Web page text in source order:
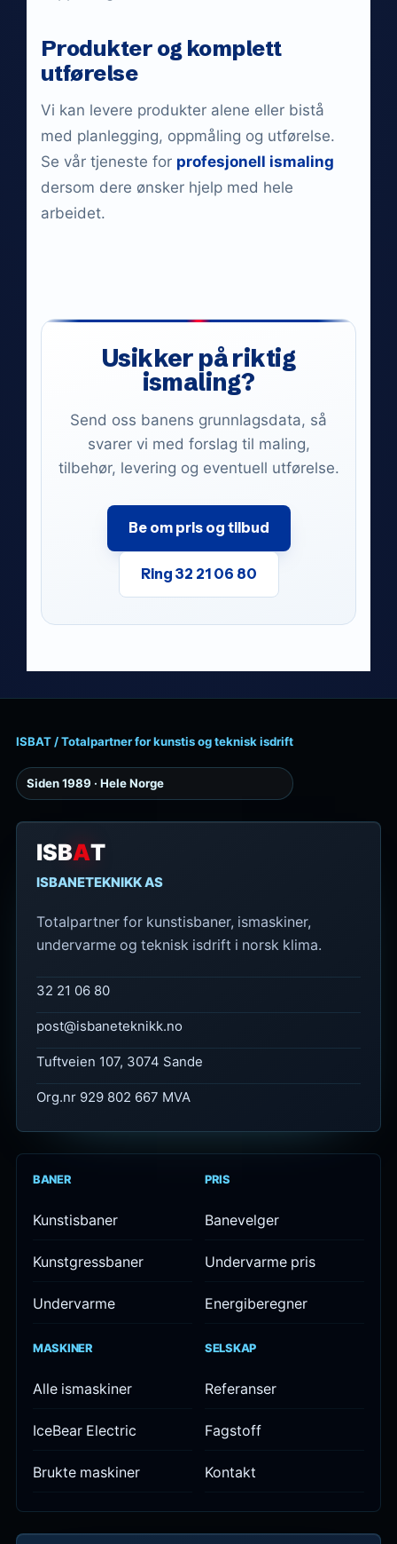
Produkter og komplett
utførelse
Vi kan levere produkter alene eller bistå
med planlegging, oppmåling og utførelse.
Se vår tjeneste for profesjonell ismaling
dersom dere ønsker hjelp med hele
arbeidet.
Usikker på riktig
ismaling?
Send oss banens grunnlagsdata, så
svarer vi med forslag til maling,
tilbehør, levering og eventuell utførelse.
Be om pris og tilbud
Ring 32 21 06 80
ISBAT / Totalpartner for kunstis og teknisk isdrift
Siden 1989 · Hele Norge
ISBAT
ISBANETEKNIKK AS
Totalpartner for kunstisbaner, ismaskiner,
undervarme og teknisk isdrift i norsk klima.
32 21 06 80
post@isbaneteknikk.no
Tuftveien 107, 3074 Sande
Org.nr 929 802 667 MVA
BANER
Kunstisbaner
Kunstgressbaner
Undervarme
PRIS
Banevelger
Undervarme pris
Energiberegner
MASKINER
Alle ismaskiner
IceBear Electric
Brukte maskiner
SELSKAP
Referanser
Fagstoff
Kontakt